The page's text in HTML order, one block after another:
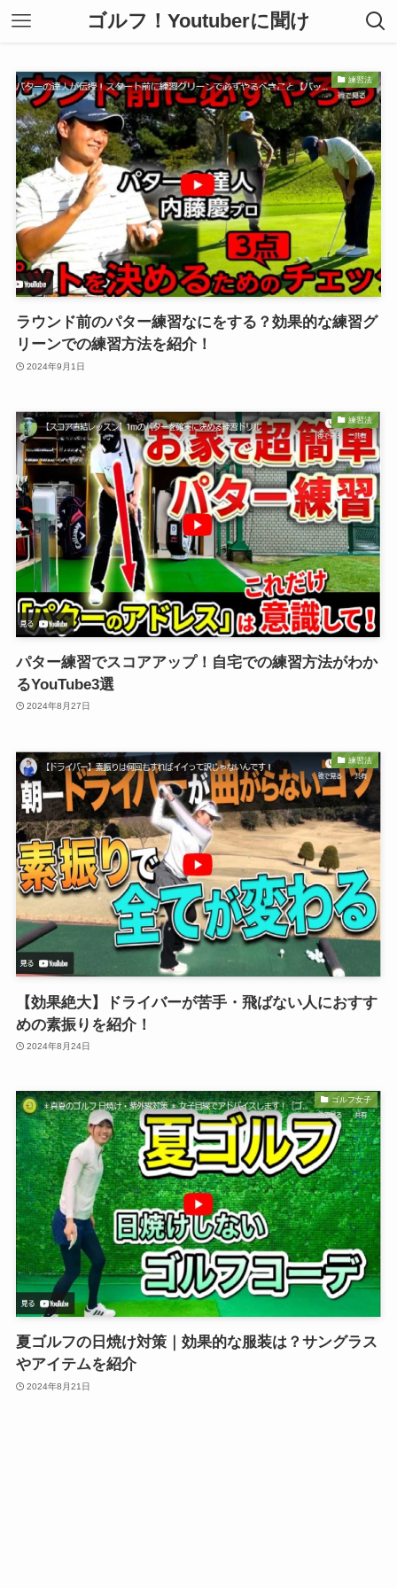
ゴルフ！Youtuberに聞け
練習法
ラウンド前のパター練習なにをする？効果的な練習グ
リーンでの練習方法を紹介！
2024年9月1日
練習法
パター練習でスコアアップ！自宅での練習方法がわか
るYouTube3選
2024年8月27日
練習法
【効果絶大】ドライバーが苦手・飛ばない人におすす
めの素振りを紹介！
2024年8月24日
ゴルフ女子
夏ゴルフの日焼け対策｜効果的な服装は？サングラス
やアイテムを紹介
2024年8月21日